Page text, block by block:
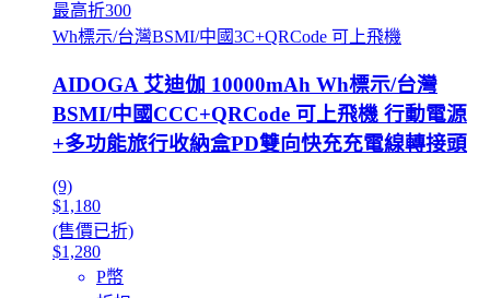
最高折300
Wh標示/台灣BSMI/中國3C+QRCode 可上飛機
AIDOGA 艾迪伽 10000mAh Wh標示/台灣
BSMI/中國CCC+QRCode 可上飛機 行動電源
+多功能旅行收納盒PD雙向快充充電線轉接頭
(9)
$1,180
(售價已折)
$1,280
P幣